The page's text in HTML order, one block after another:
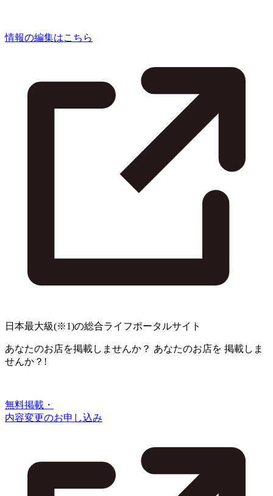
情報の編集はこちら
日本最大級(※1)の総合ライフポータルサイト
あなたのお店を掲載しませんか？ あなたのお店を 掲載しま
せんか？!
無料掲載・
内容変更のお申し込み